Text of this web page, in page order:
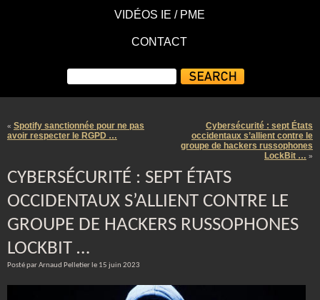
VIDÉOS IE / PME
CONTACT
« Spotify sanctionnée pour ne pas
avoir respecter le RGPD …
Cybersécurité : sept États
occidentaux s’allient contre le
groupe de hackers russophones
LockBit … »
CYBERSÉCURITÉ : SEPT ÉTATS
OCCIDENTAUX S’ALLIENT CONTRE LE
GROUPE DE HACKERS RUSSOPHONES
LOCKBIT …
Posté par Arnaud Pelletier le 15 juin 2023